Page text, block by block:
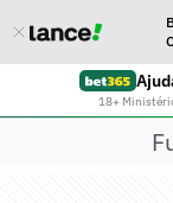
18+